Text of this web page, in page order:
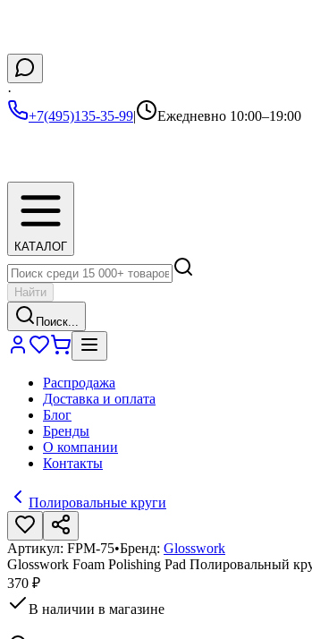
·
+7(495)135-35-99| Ежедневно 10:00–19:00
КАТАЛОГ
Найти
Поиск...
Распродажа
Доставка и оплата
Блог
Бренды
О компании
Контакты
Полировальные круги
Артикул: FPM-75•Бренд: Glosswork
Glosswork Foam Polishing Pad Полировальный
370 ₽
В наличии в магазине